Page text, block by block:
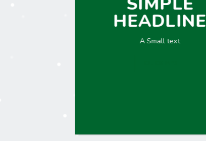
HEADLINE
A Small text